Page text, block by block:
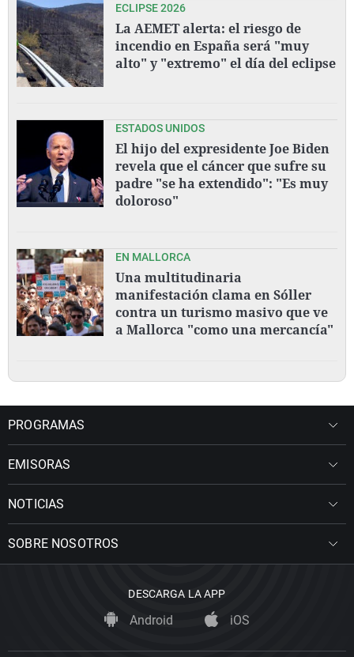
ECLIPSE 2026
La AEMET alerta: el riesgo de
incendio en España será "muy
alto" y "extremo" el día del eclipse
ESTADOS UNIDOS
El hijo del expresidente Joe Biden
revela que el cáncer que sufre su
padre "se ha extendido": "Es muy
doloroso"
EN MALLORCA
Una multitudinaria
manifestación clama en Sóller
contra un turismo masivo que ve
a Mallorca "como una mercancía"
PROGRAMAS
EMISORAS
NOTICIAS
SOBRE NOSOTROS
DESCARGA LA APP
Android iOS